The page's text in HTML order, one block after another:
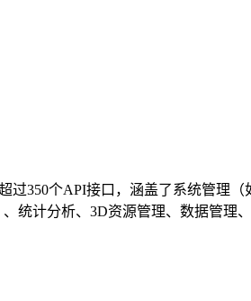
350个API接口，涵盖了系统管理
统计分析、3D资源管理、数据管理